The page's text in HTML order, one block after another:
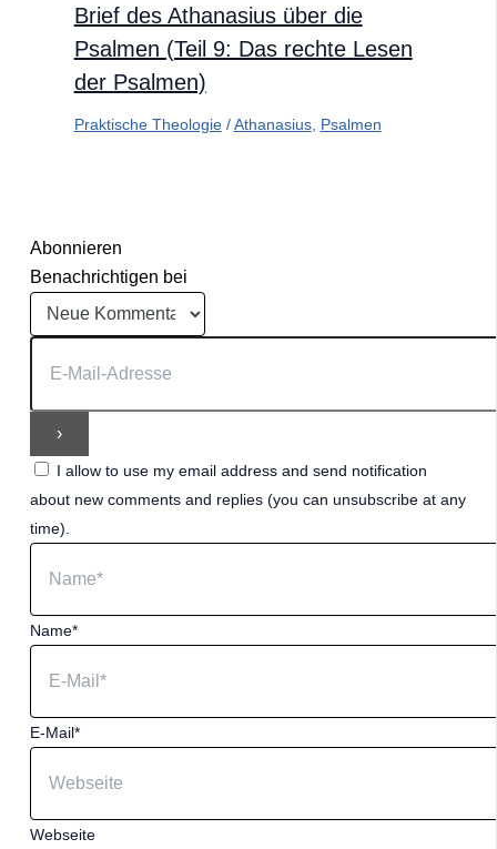
Brief des Athanasius über die
Psalmen (Teil 9: Das rechte Lesen
der Psalmen)
Praktische Theologie/Athanasius, Psalmen
Abonnieren
Benachrichtigen bei
I allow to use my email address and send notification
about new comments and replies (you can unsubscribe at any
time).
Name*
E-Mail*
Webseite